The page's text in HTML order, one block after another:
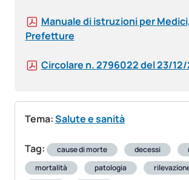
Manuale di istruzioni per
Prefetture
Circolare n. 2796022 del 23/
Tema:Salute e sanità
Tag: cause di morte decessi
mortalità
patologia